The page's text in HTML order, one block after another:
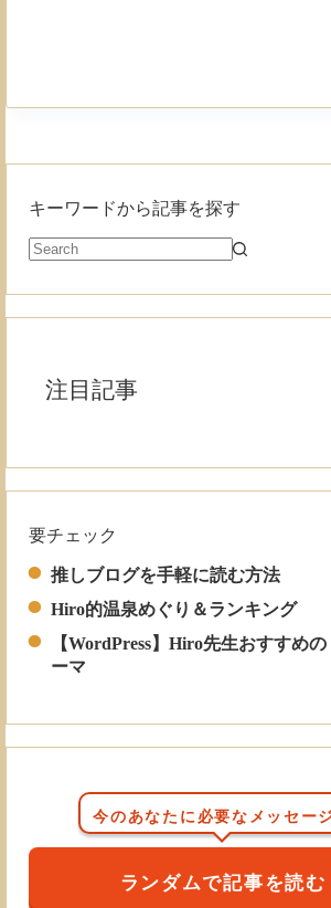
キーワードから記事を探す
注目記事
要チェック
推しブログを手軽に読む方法
Hiro的温泉めぐり＆ランキング
【WordPress】Hiro先生おすすめ
ーマ
今のあなたに必要なメッセー
ランダムで記事を読む